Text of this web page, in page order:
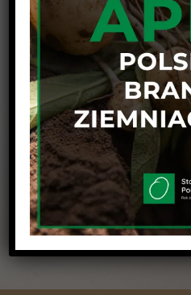
Udostępnij wpis na swojej
Facebook
TwitterLinkedinReddit